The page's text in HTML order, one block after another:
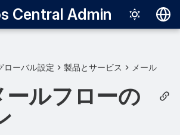
Central Admin
English
Español
Français
定
ローバル設定 製品とサービス メール
ールフローの